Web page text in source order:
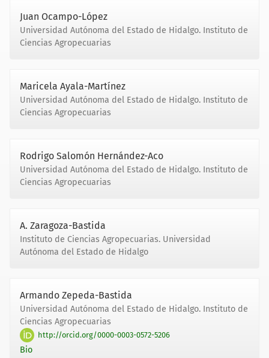
Juan Ocampo-López
Universidad Autónoma del Estado de Hidalgo. Instituto de
Ciencias Agropecuarias
Maricela Ayala-Martínez
Universidad Autónoma del Estado de Hidalgo. Instituto de
Ciencias Agropecuarias
Rodrigo Salomón Hernández-Aco
Universidad Autónoma del Estado de Hidalgo. Instituto de
Ciencias Agropecuarias
A. Zaragoza-Bastida
Instituto de Ciencias Agropecuarias. Universidad
Autónoma del Estado de Hidalgo
Armando Zepeda-Bastida
Universidad Autónoma del Estado de Hidalgo. Instituto de
Ciencias Agropecuarias
http://orcid.org/0000-0003-0572-5206
Bio